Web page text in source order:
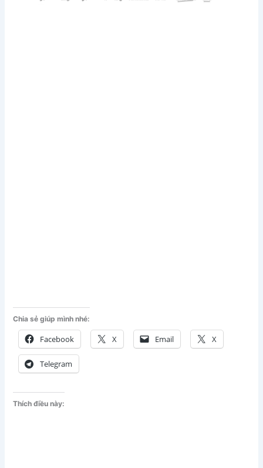
Chia sẻ giúp mình nhé:
Facebook X Email X
Telegram
Thích điều này: